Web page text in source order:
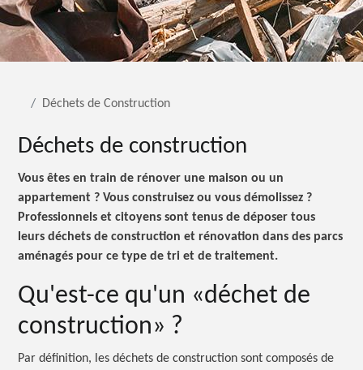
Déchets de Construction
Déchets de construction
Vous êtes en train de rénover une maison ou un
appartement ?Vous construisez ou vousdémolissez ?
Professionnels et citoyens sont tenus de déposer tous
leurs déchets de construction et rénovation dans des parcs
aménagés pour ce type de tri et de traitement.
Qu'est-ce qu'un «déchet de
construction» ?
Par définition, les déchets de construction sont composés de